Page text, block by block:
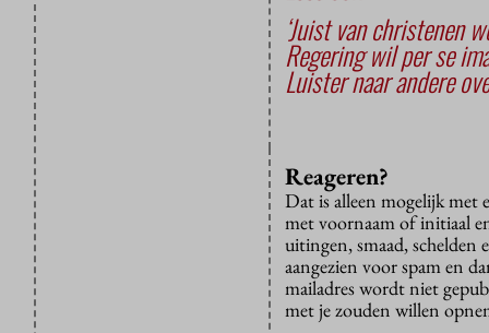
‘Juist van christenen
Regering wil per se
Luister naar andere
Reageren?
Dat is alleen mogelijk met
met voornaam of initiaal
uitingen, smaad, schelden
aangezien voor spam en
mailadres wordt niet
met je zouden willen